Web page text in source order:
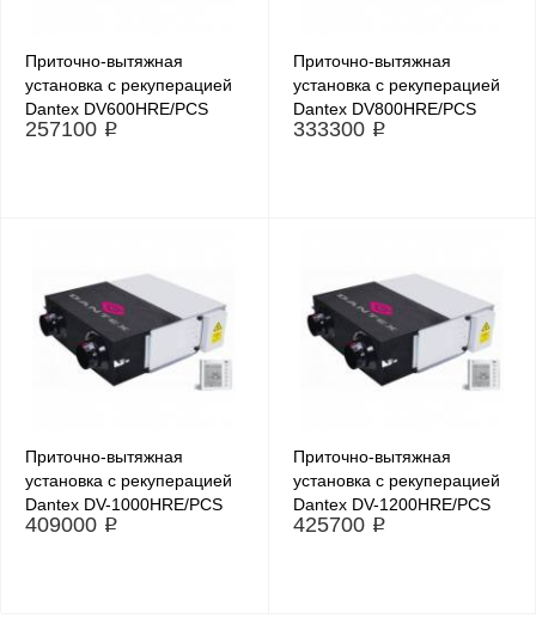
Приточно-вытяжная
установка с рекуперацией
Dantex DV600HRE/PCS
257100 ₽
Приточно-вытяжная
установка с рекуперацией
Dantex DV800HRE/PCS
333300 ₽
Приточно-вытяжная
установка с рекуперацией
Dantex DV-1000HRE/PCS
409000 ₽
Приточно-вытяжная
установка с рекуперацией
Dantex DV-1200HRE/PCS
425700 ₽